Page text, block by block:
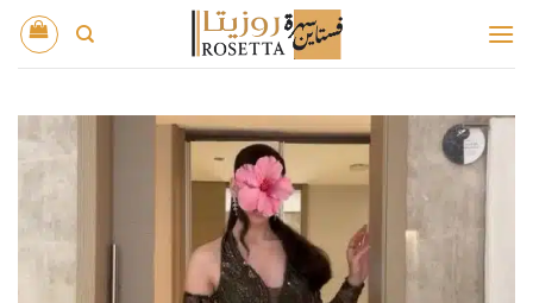
للمحتوى